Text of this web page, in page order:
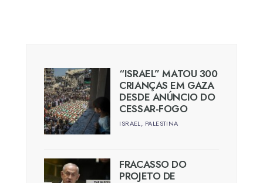
“ISRAEL” MATOU 300
CRIANÇAS EM GAZA
DESDE ANÚNCIO DO
CESSAR-FOGO
ISRAEL, PALESTINA
FRACASSO DO
PROJETO DE